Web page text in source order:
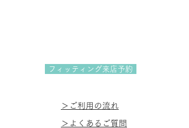
フィッティング来店予約
＞ご利用の流れ
＞よくあるご質問​